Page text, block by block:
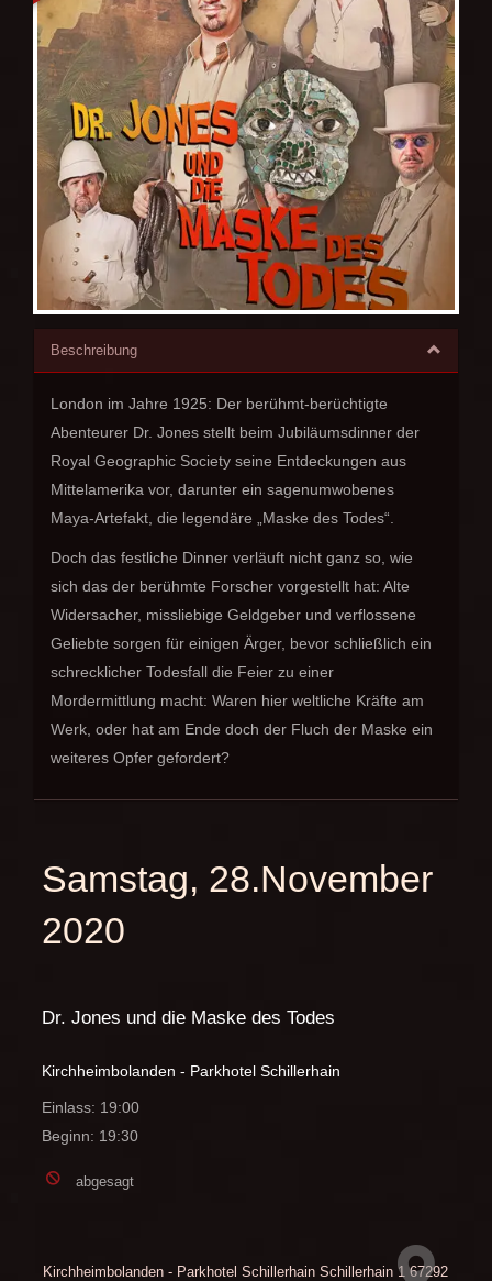
Beschreibung
London im Jahre 1925: Der berühmt-berüchtigte
Abenteurer Dr. Jones stellt beim Jubiläumsdinner der
Royal Geographic Society seine Entdeckungen aus
Mittelamerika vor, darunter ein sagenumwobenes
Maya-Artefakt, die legendäre „Maske des Todes“.
Doch das festliche Dinner verläuft nicht ganz so, wie
sich das der berühmte Forscher vorgestellt hat: Alte
Widersacher, missliebige Geldgeber und verflossene
Geliebte sorgen für einigen Ärger, bevor schließlich ein
schrecklicher Todesfall die Feier zu einer
Mordermittlung macht: Waren hier weltliche Kräfte am
Werk, oder hat am Ende doch der Fluch der Maske ein
weiteres Opfer gefordert?
Samstag, 28.November
2020
Dr. Jones und die Maske des Todes
Kirchheimbolanden - Parkhotel Schillerhain
Einlass: 19:00
Beginn: 19:30
abgesagt
Kirchheimbolanden - Parkhotel SchillerhainSchillerhain 167292